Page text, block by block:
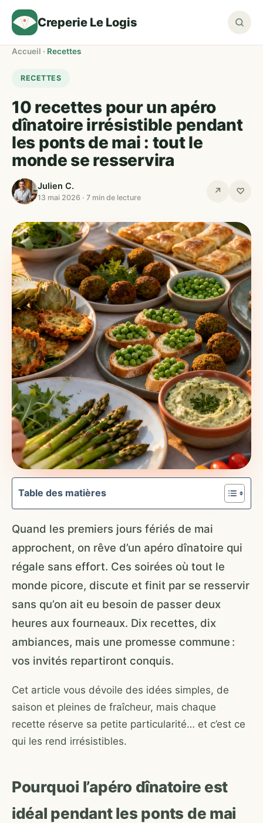
Creperie Le Logis
Accueil · Recettes
RECETTES
10 recettes pour un apéro
dînatoire irrésistible pendant
les ponts de mai : tout le
monde se resservira
Julien C.
13 mai 2026 · 7 min de lecture
↗ ♡
Table des matières
Quand les premiers jours fériés de mai
approchent, on rêve d’un apéro dînatoire qui
régale sans effort. Ces soirées où tout le
monde picore, discute et finit par se resservir
sans qu’on ait eu besoin de passer deux
heures aux fourneaux. Dix recettes, dix
ambiances, mais une promesse commune :
vos invités repartiront conquis.
Cet article vous dévoile des idées simples, de
saison et pleines de fraîcheur, mais chaque
recette réserve sa petite particularité… et c’est ce
qui les rend irrésistibles.
Pourquoi l’apéro dînatoire est
idéal pendant les ponts de mai